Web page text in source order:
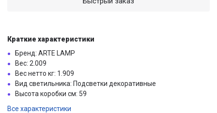
Краткие характеристики
Бренд: ARTE LAMP
Вес: 2.009
Вес нетто кг: 1.909
Вид светильника: Подсветки декоративные
Высота коробки см: 59
Все характеристики